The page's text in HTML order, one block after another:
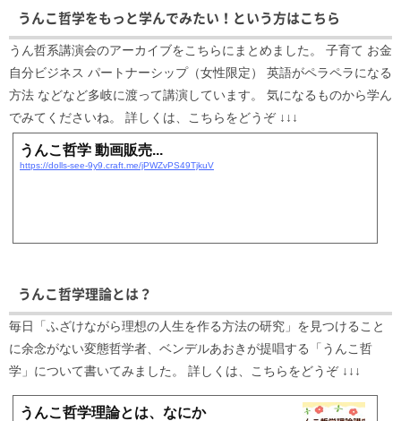
うんこ哲学をもっと学んでみたい！という方はこちら
うん哲系講演会のアーカイブをこちらにまとめました。 子育て お金
自分ビジネス パートナーシップ（女性限定） 英語がペラペラになる
方法 などなど多岐に渡って講演しています。 気になるものから学ん
でみてくださいね。 詳しくは、こちらをどうぞ ↓↓↓
うんこ哲学 動画販売...
https://dolls-see-9y9.craft.me/jPWZvPS49TjkuV
うんこ哲学理論とは？
毎日「ふざけながら理想の人生を作る方法の研究」を見つけること
に余念がない変態哲学者、ベンデルあおきが提唱する「うんこ哲
学」について書いてみました。 詳しくは、こちらをどうぞ ↓↓↓
うんこ哲学理論とは、なにか